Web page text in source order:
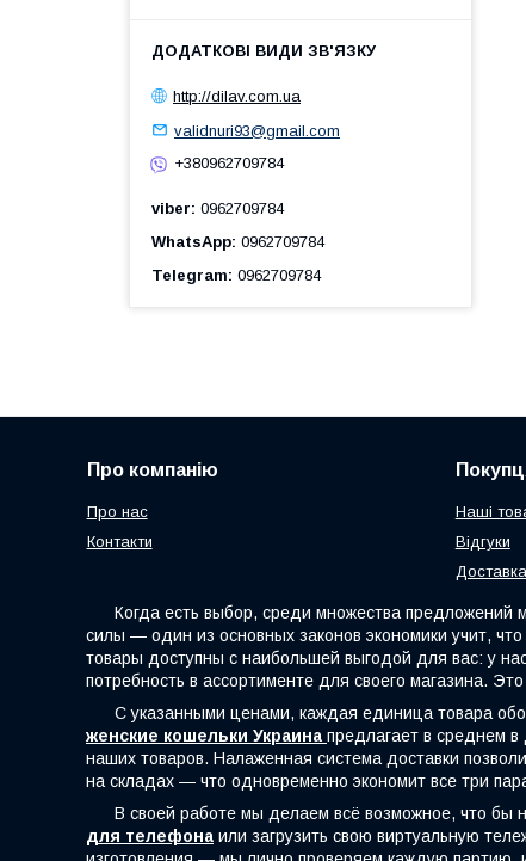
http://dilav.com.ua
validnuri93@gmail.com
+380962709784
viber 0962709784
WhatsApp 0962709784
Telegram 0962709784
Про компанію
Про нас
Контакти
Наші
Відгуки
Когда есть выбор, среди множества предложений
силы — один из основных законов экономики учит,
товары доступны с наибольшей выгодой для вас: у
потребность в ассортименте для своего магазина.
С указанными ценами, каждая единица товара
женские кошельки Украина предлагает в среднем в
наших товаров. Налаженная система доставки
на складах — что одновременно экономит все три
В своей работе мы делаем всё возможное, что бы
для телефона или загрузить свою виртуальную